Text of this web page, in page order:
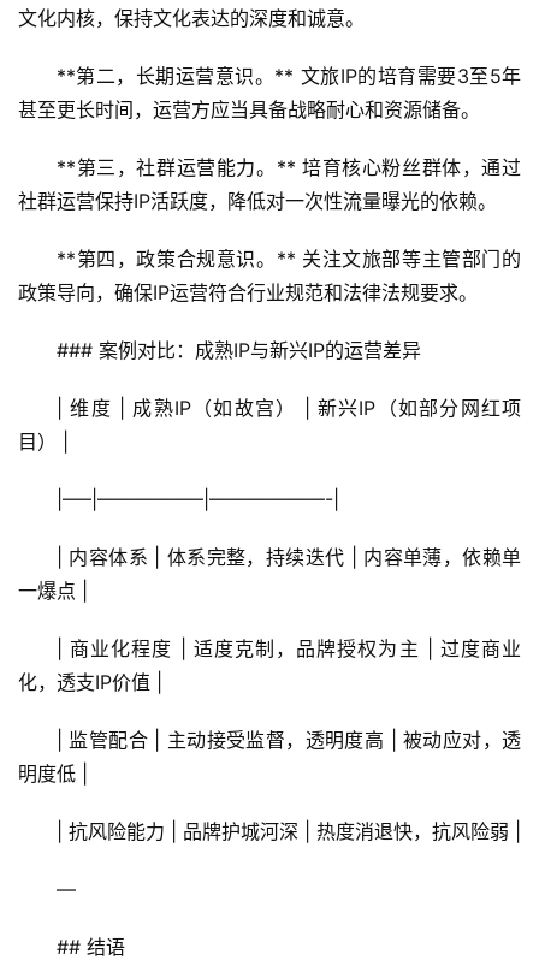
文化内核，保持文化表达的深度和诚意。
**第二，长期运营意识。** 文旅IP的培育需要3至5年
甚至更长时间，运营方应当具备战略耐心和资源储备。
**第三，社群运营能力。** 培育核心粉丝群体，通过
社群运营保持IP活跃度，降低对一次性流量曝光的依赖。
**第四，政策合规意识。** 关注文旅部等主管部门的
政策导向，确保IP运营符合行业规范和法律法规要求。
### 案例对比：成熟IP与新兴IP的运营差异
| 维度 | 成熟IP（如故宫） | 新兴IP（如部分网红项
目） |
|—–|—————–|——————-|
| 内容体系 | 体系完整，持续迭代 | 内容单薄，依赖单
一爆点 |
| 商业化程度 | 适度克制，品牌授权为主 | 过度商业
化，透支IP价值 |
| 监管配合 | 主动接受监督，透明度高 | 被动应对，透
明度低 |
| 抗风险能力 | 品牌护城河深 | 热度消退快，抗风险弱 |
—
## 结语